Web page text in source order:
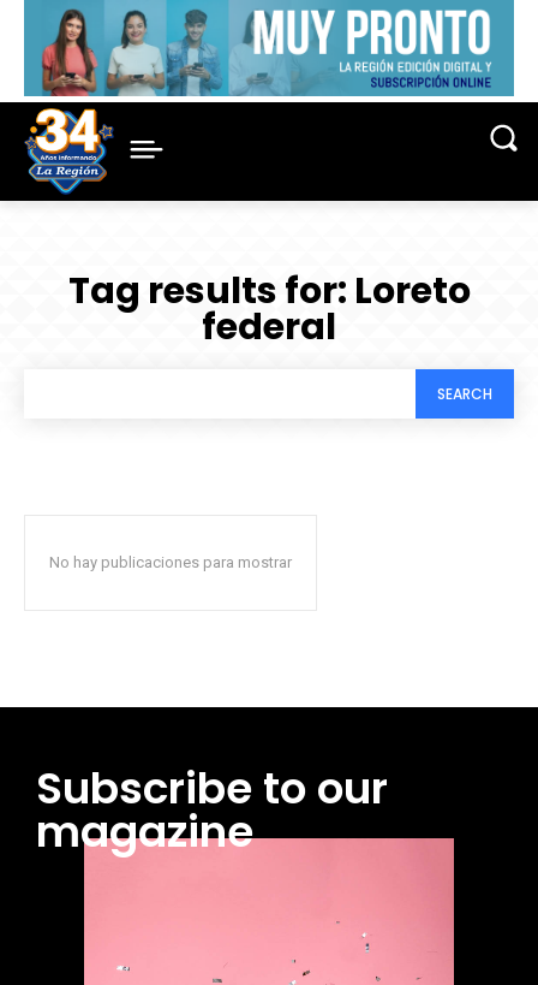
Tag results for: Loreto
federal
SEARCH
No hay publicaciones para mostrar
Subscribe to our
magazine